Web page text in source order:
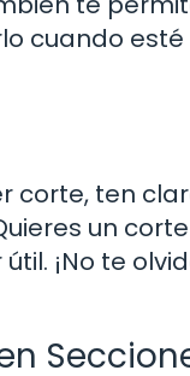
cuando
corte, ten
un
¡No te